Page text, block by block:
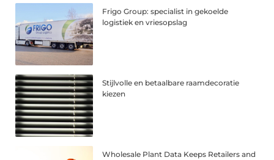
Frigo Group: specialist in gekoelde
logistiek en vriesopslag
Stijlvolle en betaalbare raamdecoratie
kiezen
Wholesale Plant Data Keeps Retailers and